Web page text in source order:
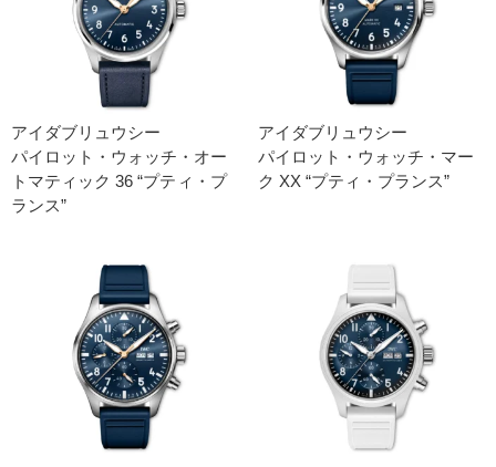
アイダブリュウシー
パイロット・ウォッチ・オー
トマティック 36 “プティ・プ
ランス”
アイダブリュウシー
パイロット・ウォッチ・マー
ク XX “プティ・プランス”